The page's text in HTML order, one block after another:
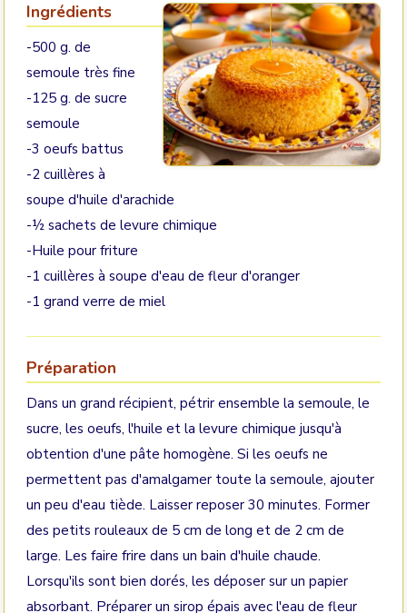
Ingrédients
-500 g. de
semoule très fine
-125 g. de sucre
semoule
-3 oeufs battus
-2 cuillères à
soupe d'huile d'arachide
-½ sachets de levure chimique
-Huile pour friture
-1 cuillères à soupe d'eau de fleur d'oranger
-1 grand verre de miel
Préparation
Dans un grand récipient, pétrir ensemble la semoule, le
sucre, les oeufs, l'huile et la levure chimique jusqu'à
obtention d'une pâte homogène. Si les oeufs ne
permettent pas d'amalgamer toute la semoule, ajouter
un peu d'eau tiède. Laisser reposer 30 minutes. Former
des petits rouleaux de 5 cm de long et de 2 cm de
large. Les faire frire dans un bain d'huile chaude.
Lorsqu'ils sont bien dorés, les déposer sur un papier
absorbant. Préparer un sirop épais avec l'eau de fleur